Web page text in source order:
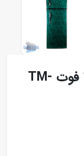
یخچال و فریزر کمبی ایستکول 12 فوت TM-